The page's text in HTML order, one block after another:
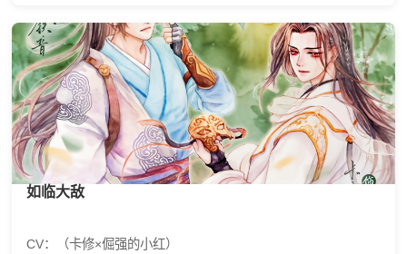
如临大敌
CV：（卡修×倔强的小红）